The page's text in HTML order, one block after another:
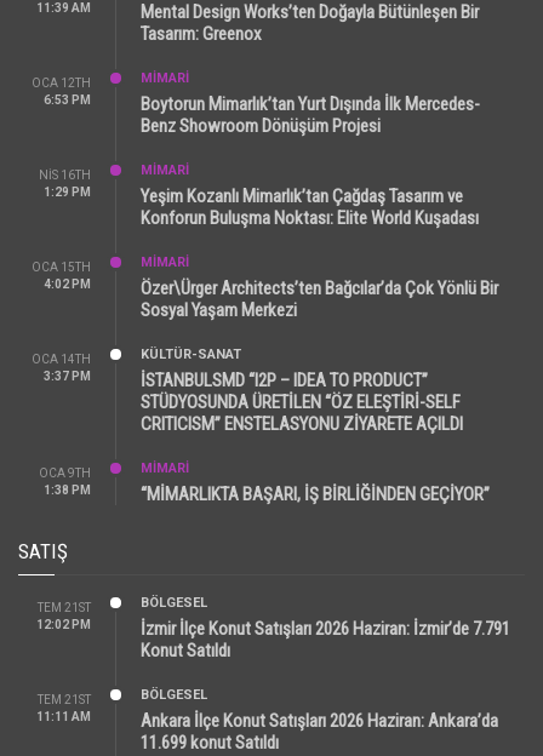
11:39 AM
Mental Design Works’ten Doğayla Bütünleşen Bir
Tasarım: Greenox
OCA 12TH
6:53 PM
MİMARİ
Boytorun Mimarlık’tan Yurt Dışında İlk Mercedes-
Benz Showroom Dönüşüm Projesi
NIS 16TH
1:29 PM
MİMARİ
Yeşim Kozanlı Mimarlık’tan Çağdaş Tasarım ve
Konforun Buluşma Noktası: Elite World Kuşadası
OCA 15TH
4:02 PM
MİMARİ
Özer\Ürger Architects’ten Bağcılar’da Çok Yönlü Bir
Sosyal Yaşam Merkezi
OCA 14TH
3:37 PM
KÜLTÜR-SANAT
İSTANBULSMD “I2P – IDEA TO PRODUCT”
STÜDYOSUNDA ÜRETİLEN “ÖZ ELEŞTİRİ-SELF
CRITICISM” ENSTELASYONU ZİYARETE AÇILDI
OCA 9TH
1:38 PM
MİMARİ
“MİMARLIKTA BAŞARI, İŞ BİRLİĞİNDEN GEÇİYOR”
SATIŞ
TEM 21ST
12:02 PM
BÖLGESEL
İzmir İlçe Konut Satışları 2026 Haziran: İzmir’de 7.791
Konut Satıldı
TEM 21ST
11:11 AM
BÖLGESEL
Ankara İlçe Konut Satışları 2026 Haziran: Ankara’da
11.699 konut Satıldı